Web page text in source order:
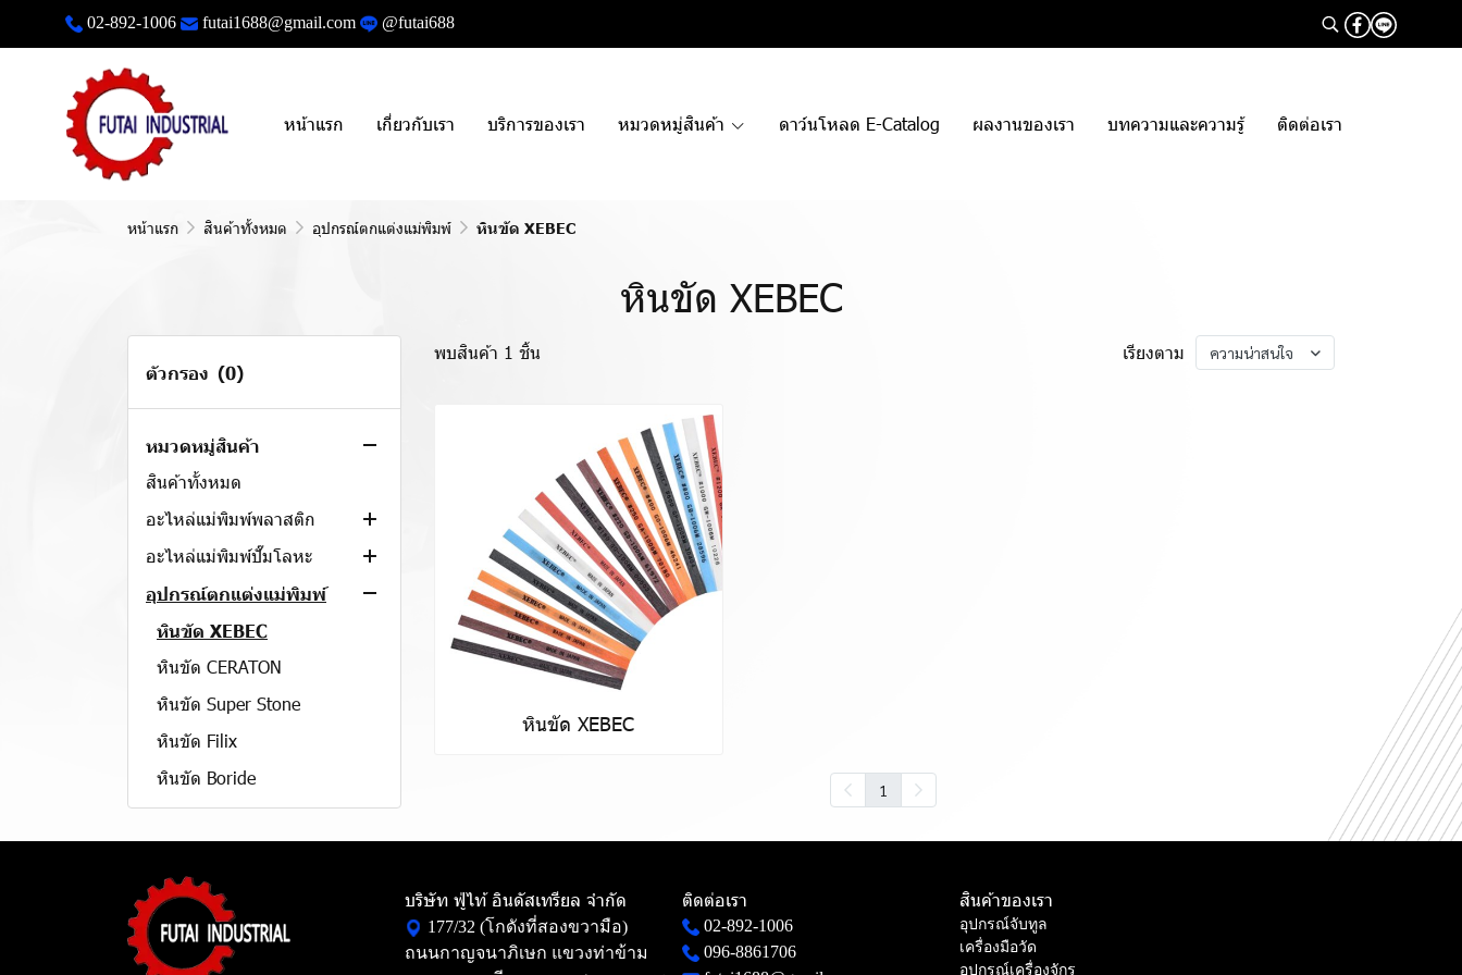
02-892-1006 futai1688@gmail.com @futai688
หน้าแรก เกี่ยวกับเรา บริการของเรา หมวดหมู่สินค้า ดาว์นโหลด E-Catalog ผลงานของเรา บทความและความรู้ ติดต่อเรา
หน้าแรก สินค้าทั้งหมด อุปกรณ์ตกแต่งแม่พิมพ์ หินขัด XEBEC
หินขัด XEBEC
ตัวกรอง (0)
หมวดหมู่สินค้า
สินค้าทั้งหมด
อะไหล่แม่พิมพ์พลาสติก
เข็มกระทุ้ง
สปริงแม่พิมพ์
ไกด์พิน
ไกด์บูช
พลาสติ้งล็อค
TAPER PIN เตเปอร์พิน
บู๊ชแม่พิมพ์ยาง
พั้นช์ตรง SKD-11
ตัวตอกวันที่เดือนปี
โมลด์ช็อตเคาน์เตอร์
สตริปเปอร์โบลท์
อะไหล่แม่พิมพ์ปั๊มโลหะ
สตริปเปอร์ไกด์พิน
สตริปเปอร์ไกด์บู๊ซ
ปลอกลูกปืนพลาสติก
ปลอกลูกปืนอลูมิเนียม
ไกด์บู๊ซแบบไม่ใช้น้ำมัน (กรา
ไฟท์)
อุปกรณ์ตกแต่งแม่พิมพ์
หินขัด XEBEC
หินขัด CERATON
หินขัด Super Stone
หินขัด Filix
หินขัด Boride
ผงเพชรเหลว
ลูกขัดสีเขียว
ดอกเจียรคาร์ไบด์
ลูกขัดสักหลาด
พบสินค้า 1 ชิ้น เรียงตาม ความน่าสนใจ
หินขัด XEBEC
1
บริษัท ฟู่ไท้ อินดัสเทรียล จำกัด
177/32 (โกดังที่สองขวามือ)
ถนนกาญจนาภิเษก แขวงท่าข้าม
ติดต่อเรา
02-892-1006
096-8861706
สินค้าของเรา
อุปกรณ์จับทูล
เครื่องมือวัด
อุปกรณ์เครื่องจักร